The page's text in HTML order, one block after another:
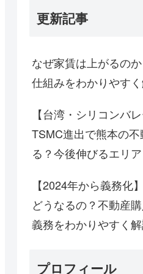
更新記事
なぜ家賃は上がるの
仕組みをわかりやす
【台湾・シリコンバ
TSMC進出で熊本の
る？今後伸びるエリ
【2024年から義務化
どうなるの？不動産
義務をわかりやすく解
プロフィール